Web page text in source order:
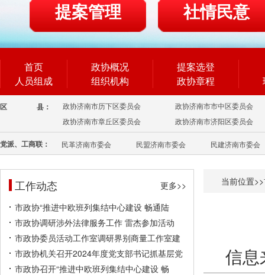
提案管理 社情民意
首页
人员组成
政协概况
组织机构
提案选登
政协章程
区 县： 政协济南市历下区委员会
政协济南市市中区委员会
政协济南市章丘区委员会
政协济南市济阳区委员会
党派、工商联： 民革济南市委会 民盟济南市委会 民建济南市委会
工作动态
更多>>
市政协“推进中欧班列集结中心建设 畅通陆
市政协调研涉外法律服务工作 雷杰参加活动
市政协委员活动工作室调研界别商量工作室建
市政协机关召开2024年度党支部书记抓基层党
市政协召开“推进中欧班列集结中心建设 畅
当前位置>>
信息